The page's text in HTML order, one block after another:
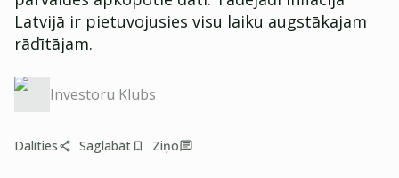
Latvijā ir pietuvojusies visu laiku augstākajam
rādītājam.
Investoru Klubs
Dalīties Saglabāt Ziņo